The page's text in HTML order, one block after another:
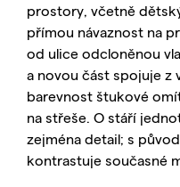
prostory, včetně
přímou návaznost na
od ulice odcloněnou
a novou část spojuje z
barevnost štukové
na střeše. O stáří
zejména detail; s
kontrastuje současné